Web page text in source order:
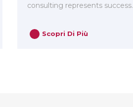
consulting represents success.
Scopri Di Più